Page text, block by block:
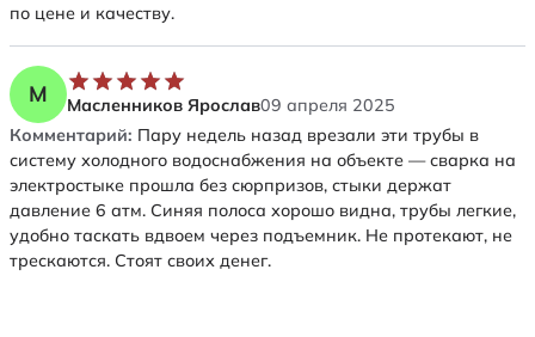
по цене и качеству.
М Масленников Ярослав09 апреля 2025
Комментарий: Пару недель назад врезали эти трубы в
систему холодного водоснабжения на объекте — сварка на
электростыке прошла без сюрпризов, стыки держат
давление 6 атм. Синяя полоса хорошо видна, трубы легкие,
удобно таскать вдвоем через подъемник. Не протекают, не
трескаются. Стоят своих денег.